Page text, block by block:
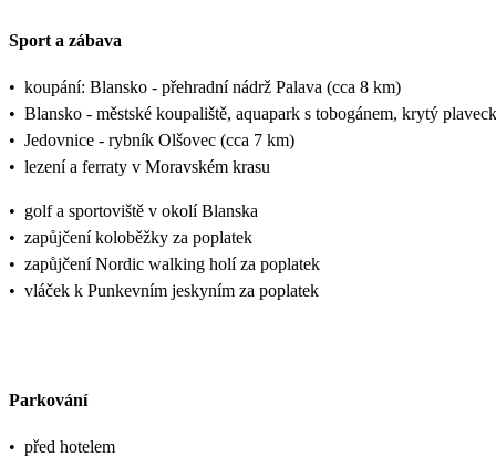
Sport a zábava
• koupání: Blansko - přehradní nádrž Palava (cca 8 km)
• Blansko - městské koupaliště, aquapark s tobogánem, krytý
• Jedovnice - rybník Olšovec (cca 7 km)
• lezení a ferraty v Moravském krasu
• golf a sportoviště v okolí Blanska
• zapůjčení koloběžky za poplatek
• zapůjčení Nordic walking holí za poplatek
• vláček k Punkevním jeskyním za poplatek
Parkování
• před hotelem